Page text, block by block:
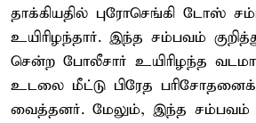
தாக்கியதில் புரோசெங்கி டோஸ்
உயிரிழந்தார். இந்த சம்பவம்
சென்ற போலீசார் உயிரிழந்த
உடலை மீட்டு பிரேத
வைத்தனர். மேலும், இந்த சம்பவம்